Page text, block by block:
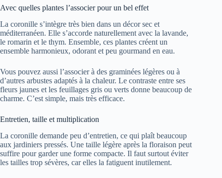
Avec quelles plantes l’associer pour un bel effet
La coronille s’intègre très bien dans un décor sec et
méditerranéen. Elle s’accorde naturellement avec la lavande,
le romarin et le thym. Ensemble, ces plantes créent un
ensemble harmonieux, odorant et peu gourmand en eau.
Vous pouvez aussi l’associer à des graminées légères ou à
d’autres arbustes adaptés à la chaleur. Le contraste entre ses
fleurs jaunes et les feuillages gris ou verts donne beaucoup de
charme. C’est simple, mais très efficace.
Entretien, taille et multiplication
La coronille demande peu d’entretien, ce qui plaît beaucoup
aux jardiniers pressés. Une taille légère après la floraison peut
suffire pour garder une forme compacte. Il faut surtout éviter
les tailles trop sévères, car elles la fatiguent inutilement.